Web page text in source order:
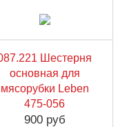
Шестерня
основная для
мясорубки Leben
475-056
900 руб